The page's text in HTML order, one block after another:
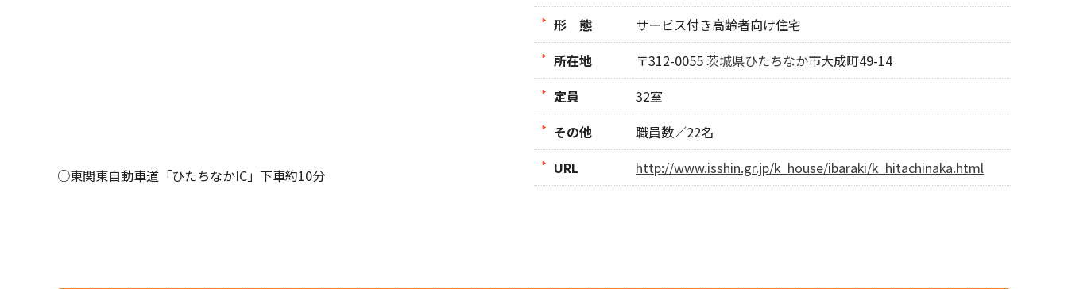
○東関東自動車道「ひたちなかIC」下車約10分
形 態
サービス付き高齢者向け住宅
所在地
〒312-0055茨城県ひたちなか市大成町49-14
定員
32室
その他
職員数／22名
URL
http://www.isshin.gr.jp/k_house/ibaraki/k_hitachinaka.html